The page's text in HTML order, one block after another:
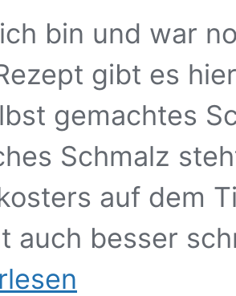
bin und war
gibt es
gemachtes
Schmalz
auf dem
auch besser